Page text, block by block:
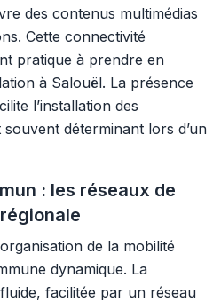
des contenus multimédias
Cette connectivité
pratique à prendre en
à Salouël. La présence
l’installation des
déterminant lors d’un
: les réseaux de
de la mobilité
dynamique. La
facilitée par un réseau